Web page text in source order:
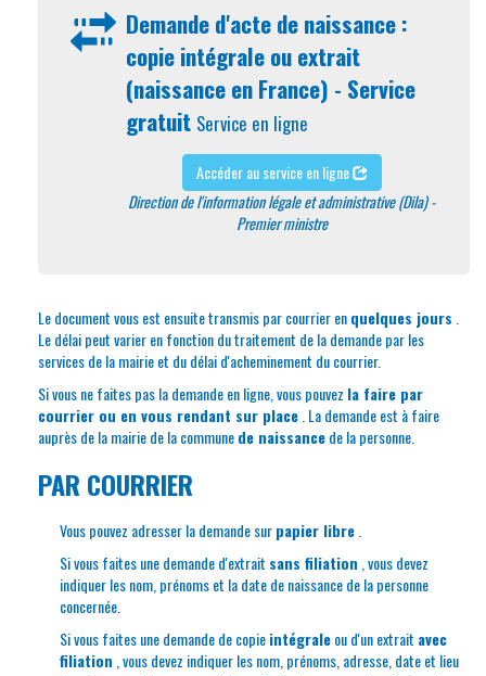
Demande d'acte de naissance :
copie intégrale ou extrait
(naissance en France) - Service
gratuit Service en ligne
Accéder au service en ligne
Direction de l'information légale et administrative (Dila) -
Premier ministre
Le document vous est ensuite transmis par courrier enquelques jours
Le délai peut varier en fonction du traitement de la demande par les
services de la mairie et du délai d'acheminement du courrier.
Si vous ne faites pas la demande en ligne, vous pouvez la faire par
courrier ou en vous rendant sur place . La demande est à faire
auprès de la mairie de la communede naissancede la personne.
PAR COURRIER
Vous pouvez adresser la demande surpapier libre
Si vous faites une demande d'extrait sans filiation , vous devez
indiquer les nom, prénoms et la date de naissance de la personne
concernée.
Si vous faites une demande de copieintégraleou d'un extrait avec
filiation , vous devez indiquer les nom, prénoms, adresse, date et lieu